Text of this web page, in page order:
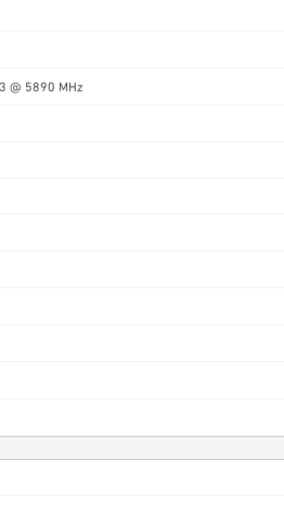
@ 5890 MHz